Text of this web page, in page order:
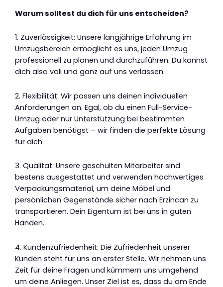
Warum solltest du dich für uns entscheiden?
1. Zuverlässigkeit: Unsere langjährige Erfahrung im
Umzugsbereich ermöglicht es uns, jeden Umzug
professionell zu planen und durchzuführen. Du kannst
dich also voll und ganz auf uns verlassen.
2. Flexibilität: Wir passen uns deinen individuellen
Anforderungen an. Egal, ob du einen Full-Service-
Umzug oder nur Unterstützung bei bestimmten
Aufgaben benötigst – wir finden die perfekte Lösung
für dich.
3. Qualität: Unsere geschulten Mitarbeiter sind
bestens ausgestattet und verwenden hochwertiges
Verpackungsmaterial, um deine Möbel und
persönlichen Gegenstände sicher nach Erzincan zu
transportieren. Dein Eigentum ist bei uns in guten
Händen.
4. Kundenzufriedenheit: Die Zufriedenheit unserer
Kunden steht für uns an erster Stelle. Wir nehmen uns
Zeit für deine Fragen und kümmern uns umgehend
um deine Anliegen. Unser Ziel ist es, dass du am Ende